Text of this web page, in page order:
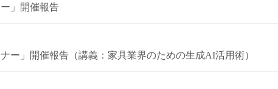
」開催報告
ー」開催報告（講義：家具業界のための生成AI活用術）